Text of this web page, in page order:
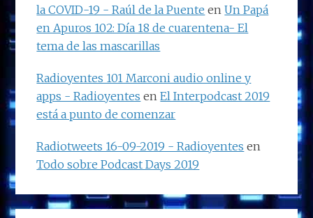
la COVID-19 - Raúl de la Puente enUn Papá
en Apuros 102: Día 18 de cuarentena- El
tema de las mascarillas
Radioyentes 101 Marconi audio online y
apps - Radioyentes enEl Interpodcast 2019
está a punto de comenzar
Radiotweets 16-09-2019 - Radioyentes en
Todo sobre Podcast Days 2019